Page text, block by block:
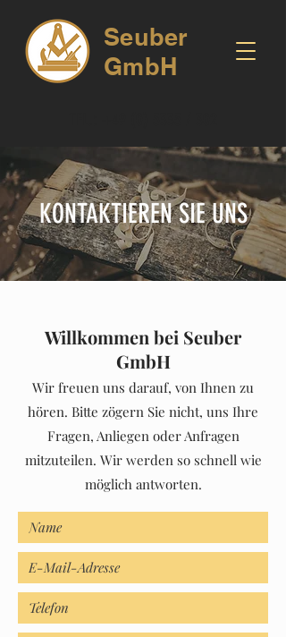
Seuber
GmbH
KONTAKTIEREN SIE UNS
Willkommen bei Seuber
GmbH
Wir freuen uns darauf, von Ihnen zu
hören. Bitte zögern Sie nicht, uns Ihre
Fragen, Anliegen oder Anfragen
mitzuteilen. Wir werden so schnell wie
möglich antworten.